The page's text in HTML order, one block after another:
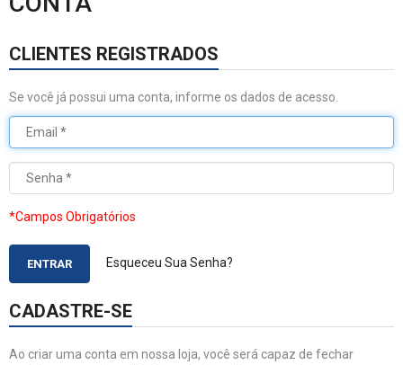
CLIENTES REGISTRADOS
Se você já possui uma conta, informe os dados de acesso.
*Campos Obrigatórios
ENTRAR Esqueceu Sua Senha?
CADASTRE-SE
Ao criar uma conta em nossa loja, você será capaz de fechar